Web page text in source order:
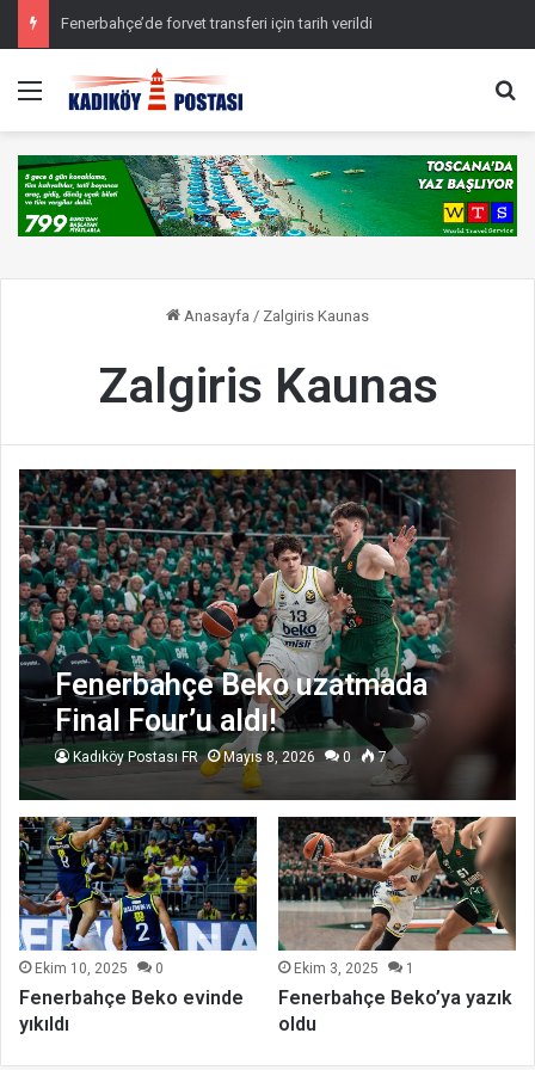
Fenerbahçe’de forvet transferi için tarih verildi
Menü
Anasayfa / Zalgiris Kaunas
Zalgiris Kaunas
Fenerbahçe Beko uzatmada
Final Four’u aldı!
Kadıköy Postası FR Mayıs 8, 2026 0 7
Ekim 10, 2025 0
Fenerbahçe Beko evinde
yıkıldı
Ekim 3, 2025 1
Fenerbahçe Beko’ya yazık
oldu